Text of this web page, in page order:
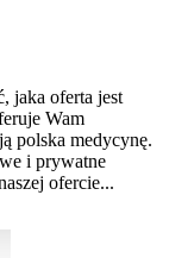
jaka oferta jest
Wam
polska medycynę.
i prywatne
ofercie...